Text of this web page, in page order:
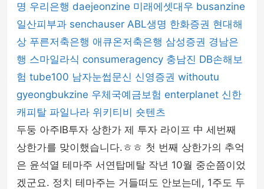
명 우리은행 daejeonzine 미래에셋대우 busanzine
일산피부과 senchauser ABL생명 한화증권 현대해
상 푸른저축은행 애큐온저축은행 삼성증권 경남은
행 스마일라식 consumeragency 충남진 DB손해보
험 tube100 남자눈썹문신 신영증권 withoutu
gyeongbukzine 우체국예금보험 enterplanet 신한
캐피탈 파일나라 위키티비 숏텐츠
두둥 아주IB투자 상한가 제 투자 라이프 中 세번째
상한가를 맞이했습니다.ㅎㅎ 첫 번째 상한가의 추억
은 윤석열 테마주 서연탑메탈 작년 10월 중순쯤이었
겠군요. 정치 테마주는 거들떠도 안보는데, 1주도 두